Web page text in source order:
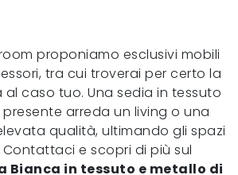
proponiamo esclusivi mobili
tra cui troverai per certo la
caso tuo. Una sedia in tessuto
arreda un living o una
qualità, ultimando gli spazi
e scopri di più sul
Bianca in tessuto e metallo di